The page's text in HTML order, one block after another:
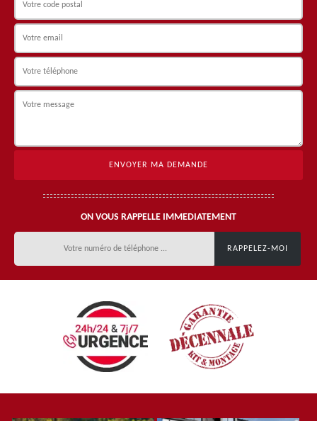
ON VOUS RAPPELLE IMMEDIATEMENT